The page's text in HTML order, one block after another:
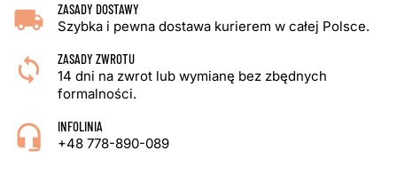
ZASADY DOSTAWY
Szybka i pewna dostawa kurierem w całej Polsce.
ZASADY ZWROTU
14 dni na zwrot lub wymianę bez zbędnych
formalności.
INFOLINIA
+48 778-890-089